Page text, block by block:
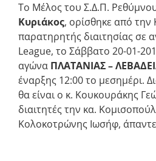
Το Μέλος του Σ.Δ.Π.
Κυριάκος, ορίσθηκε από
παρατηρητής διαιτησίας σε
League, το Σάββατο 20-01-
αγώνα ΠΛΑΤΑΝΙΑΣ –
έναρξης 12:00 το μεσημέρι.
θα είναι ο κ. Κουκουράκης
διαιτητές την κα.
Κολοκοτρώνης Ιωσήφ,